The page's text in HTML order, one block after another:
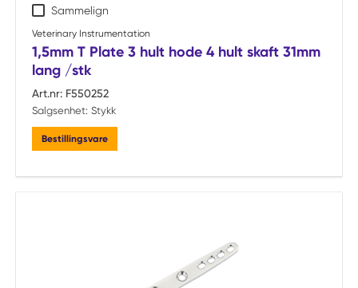
Sammelign
Veterinary Instrumentation
1,5mm T Plate 3 hult hode 4 hult skaft 31mm
lang /stk
Art.nr: F550252
Salgsenhet: Stykk
Bestillingsvare